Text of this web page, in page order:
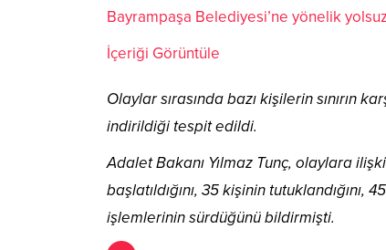
Bayrampaşa Belediyesi’ne yönelik
İçeriği Görüntüle
Olaylar sırasında bazı kişilerin sınırın
indirildiği tespit edildi.
Adalet Bakanı Yılmaz Tunç, olaylara
başlatıldığını, 35 kişinin
işlemlerinin sürdüğünü bildirmişti.